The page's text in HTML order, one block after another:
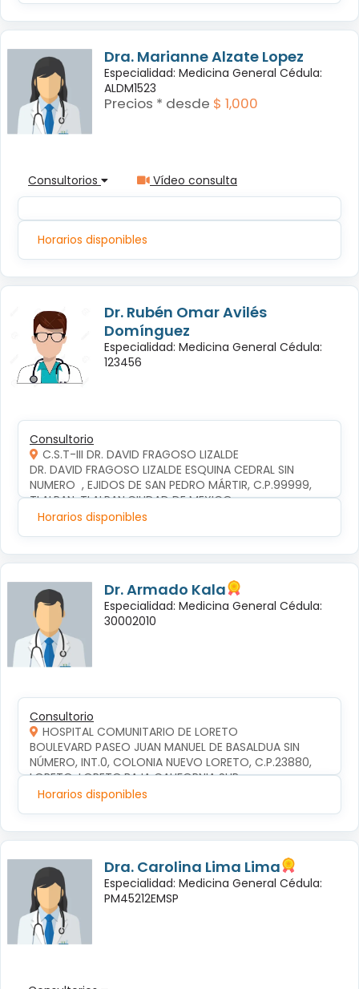
Dra. Marianne Alzate Lopez
Especialidad: Medicina General Cédula:
ALDM1523
Precios * desde $ 1,000
Consultorios Vídeo consulta
Horarios disponibles
Dr. Rubén Omar Avilés
Domínguez
Especialidad: Medicina General Cédula:
123456
Consultorio
C.S.T-III DR. DAVID FRAGOSO LIZALDE
DR. DAVID FRAGOSO LIZALDE ESQUINA CEDRAL SIN
NUMERO  , EJIDOS DE SAN PEDRO MÁRTIR, C.P.99999,
TLALPAN, TLALPAN,CIUDAD DE MEXICO
Horarios disponibles
Dr. Armado Kala
Especialidad: Medicina General Cédula:
30002010
Consultorio
HOSPITAL COMUNITARIO DE LORETO
BOULEVARD PASEO JUAN MANUEL DE BASALDUA SIN
NÚMERO, INT.0, COLONIA NUEVO LORETO, C.P.23880,
LORETO, LORETO,BAJA CALIFORNIA SUR
Horarios disponibles
Dra. Carolina Lima Lima
Especialidad: Medicina General Cédula:
PM45212EMSP